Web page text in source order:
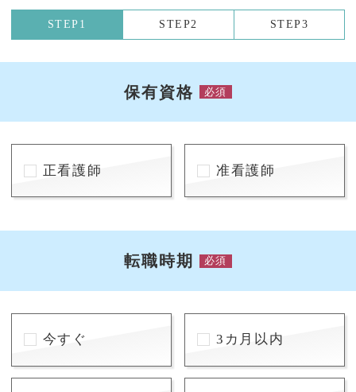
STEP1 STEP2 STEP3
保有資格 必須
正看護師 准看護師
転職時期 必須
今すぐ 3カ月以内